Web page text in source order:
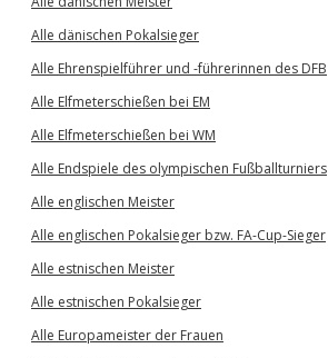
Alle dänischen Pokalsieger
Alle Ehrenspielführer und -führerinnen des DFB
Alle Elfmeterschießen bei EM
Alle Elfmeterschießen bei WM
Alle Endspiele des olympischen Fußballturniers
Alle englischen Meister
Alle englischen Pokalsieger bzw. FA-Cup-Sieger
Alle estnischen Meister
Alle estnischen Pokalsieger
Alle Europameister der Frauen